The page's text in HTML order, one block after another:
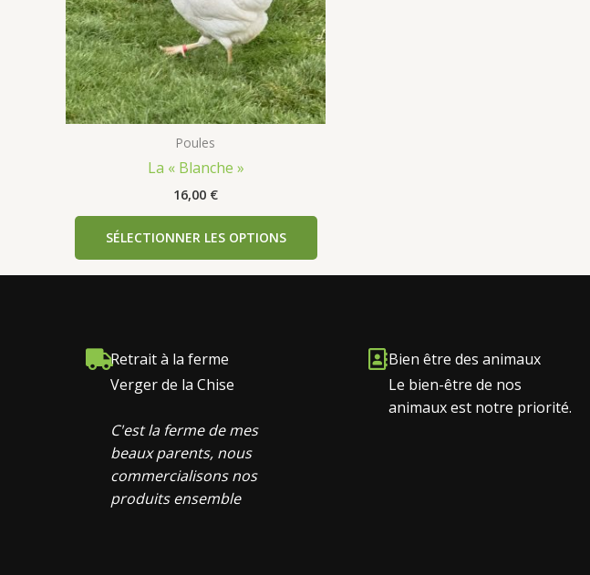
Poules
La « Blanche »
16,00 €
SÉLECTIONNER LES OPTIONS
Retrait à la ferme
Verger de la Chise
C'est la ferme de mes
beaux parents, nous
commercialisons nos
produits ensemble
Bien être des animaux
Le bien-être de nos
animaux est notre priorité.